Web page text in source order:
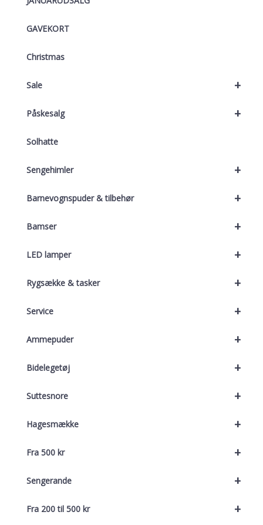
GAVEKORT
Christmas
+
Sale
+
Påskesalg
Solhatte
+
Sengehimler
+
Barnevognspuder & tilbehør
+
Bamser
+
LED lamper
+
Rygsække & tasker
+
Service
+
Ammepuder
+
Bidelegetøj
+
Suttesnore
+
Hagesmække
+
Fra 500 kr
+
Sengerande
+
Fra 200 til 500 kr